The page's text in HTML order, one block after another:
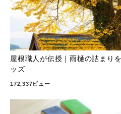
屋根職人が伝授｜雨樋の詰まり
ッズ
172,337ビュー